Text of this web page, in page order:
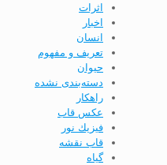
اثرات
اخبار
انسان
تعريف و مفهوم
حیوان
دسته‌بندی نشده
راهکار
عکس قاب
فيزيك نور
قاب نقشه
گیاه